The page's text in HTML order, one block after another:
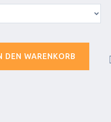
DEN WARENKORB